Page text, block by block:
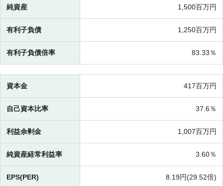
純資産 1,500百万円
有利子負債 1,250百万円
有利子負債倍率 83.33％
資本金 417百万円
自己資本比率 37.6％
利益余剰金 1,007百万円
純資産経常利益率 3.60％
EPS(PER) 8.19円(29.52倍)